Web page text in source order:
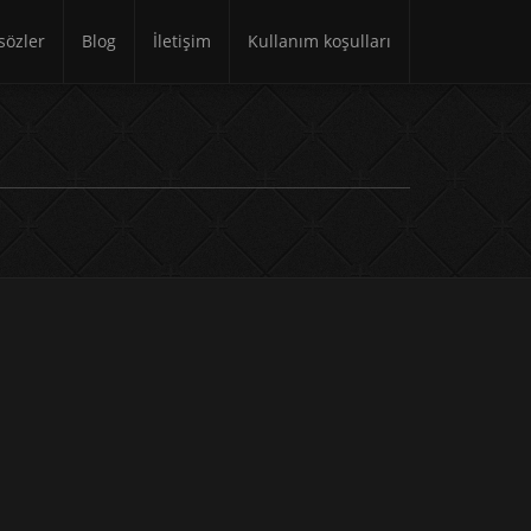
Blog İletişim Kullanım koşulları